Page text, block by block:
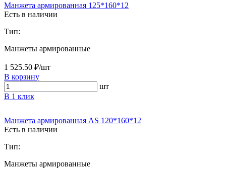
Манжета армированная 125*160*12
Есть в наличии
Тип:
Манжеты армированные
1 525.50 ₽/шт
В корзину
шт
В 1 клик
Манжета армированная AS 120*160*12
Есть в наличии
Тип:
Манжеты армированные